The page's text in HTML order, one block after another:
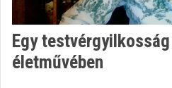
Organizations
Contributors
Egy
életművében